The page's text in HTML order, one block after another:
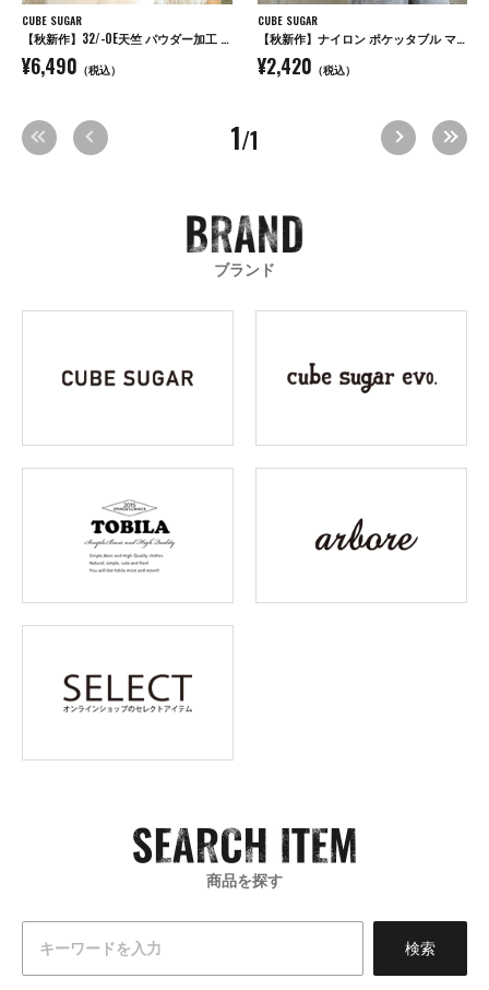
CUBE SUGAR
【秋新作】32/-OE天竺 パウダー加工 パッチロゴ 刺繍 Tシャツ
¥6,490 （税込）
CUBE SUGAR
【秋新作】ナイロン ポケッタブル マルシェ バッグ
¥2,420 （税込）
1/1
ブランド
商品を探す